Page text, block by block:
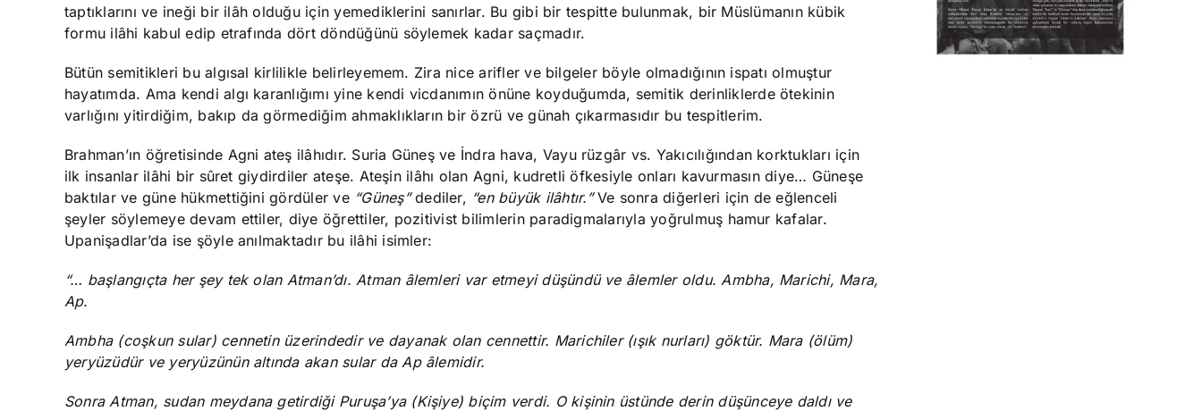
taptıklarını ve ineği bir ilâh olduğu için yemediklerini sanırlar. Bu gibi bir tespitte bulunmak, bir Müslümanın kübik
formu ilâhi kabul edip etrafında dört döndüğünü söylemek kadar saçmadır.
Bütün semitikleri bu algısal kirlilikle belirleyemem. Zira nice arifler ve bilgeler böyle olmadığının ispatı olmuştur
hayatımda. Ama kendi algı karanlığımı yine kendi vicdanımın önüne koyduğumda, semitik derinliklerde ötekinin
varlığını yitirdiğim, bakıp da görmediğim ahmaklıkların bir özrü ve günah çıkarmasıdır bu tespitlerim.
Brahman’ın öğretisinde Agni ateş ilâhıdır. Suria Güneş ve İndra hava, Vayu rüzgâr vs. Yakıcılığından korktukları için
ilk insanlar ilâhi bir sûret giydirdiler ateşe. Ateşin ilâhı olan Agni, kudretli öfkesiyle onları kavurmasın diye… Güneşe
baktılar ve güne hükmettiğini gördüler ve “Güneş”dediler, “en büyük ilâhtır.”Ve sonra diğerleri için de eğlenceli
şeyler söylemeye devam ettiler, diye öğrettiler, pozitivist bilimlerin paradigmalarıyla yoğrulmuş hamur kafalar.
Upanişadlar’da ise şöyle anılmaktadır bu ilâhi isimler:
“… başlangıçta her şey tek olan Atman’dı. Atman âlemleri var etmeyi düşündü ve âlemler oldu. Ambha, Marichi, Mara,
Ap.
Ambha (coşkun sular) cennetin üzerindedir ve dayanak olan cennettir. Marichiler (ışık nurları) göktür. Mara (ölüm)
yeryüzüdür ve yeryüzünün altında akan sular da Ap âlemidir.
Sonra Atman, sudan meydana getirdiği Puruşa’ya (Kişiye) biçim verdi. O kişinin üstünde derin düşünceye daldı ve